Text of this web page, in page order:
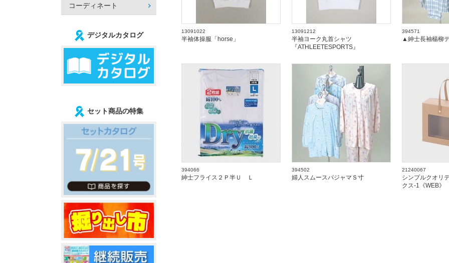
13091022
半袖体操服「horse」
13091212
半袖ヨーク丸首シャツ
『ATHLEETESPORTS』
394571
▲紳士長袖楊柳
394066
紳士フライス２Ｐ半Ｕ Ｌ
394502
婦人スムースパジャマＳ寸
21240067
シンプルクオリ
クス-1《WEB》
コーディネート
デジタルカタログ
セット商品の特集